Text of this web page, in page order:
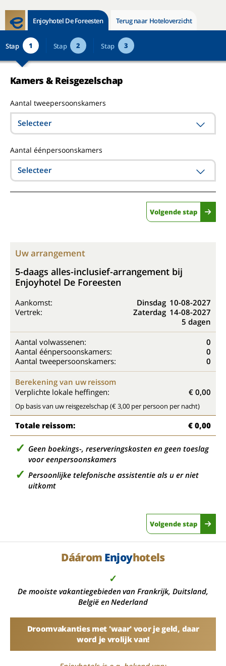
Enjoyhotel De Foreesten Terug naar Hoteloverzicht
Stap 1 Stap 2 Stap 3
Kamers & Reisgezelschap
Aantal tweepersoonskamers
Selecteer
Aantal éénpersoonskamers
Selecteer
Volgende stap
Uw arrangement
5-daags alles-inclusief-arrangement bij
Enjoyhotel De Foreesten
Aankomst: Dinsdag 10-08-2027
Vertrek:
Zaterdag 14-08-2027
5 dagen
Aantal volwassenen:
0
Aantal éénpersoonskamers:
0
Aantal tweepersoonskamers:
0
Berekening van uw reissom
Verplichte lokale heffingen:
€ 0,00
Op basis van uw reisgezelschap (€ 3,00 per persoon per nacht)
Totale reissom: € 0,00
Geen boekings-, reserveringskosten en geen toeslag
voor eenpersoonskamers
Persoonlijke telefonische assistentie als u er niet
uitkomt
Volgende stap
Dáárom Enjoyhotels
✓
De mooiste vakantiegebieden van Frankrijk, Duitsland,
België en Nederland
Droomvakanties met 'waar' voor je geld, daar
word je vrolijk van!